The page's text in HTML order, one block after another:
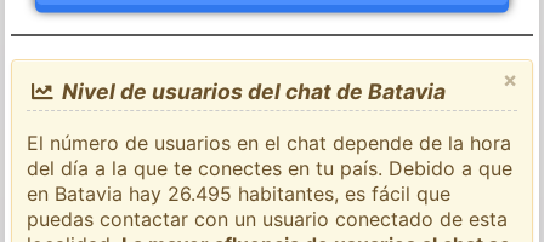
×
Nivel de usuarios del chat de Batavia
El número de usuarios en el chat depende de la hora
del día a la que te conectes en tu país. Debido a que
en Batavia hay 26.495 habitantes, es fácil que
puedas contactar con un usuario conectado de esta